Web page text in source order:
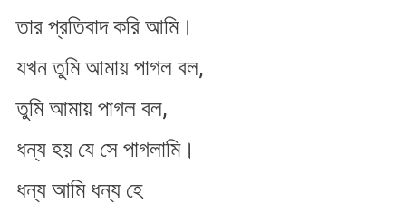
কেউ
পাগল
তার প্রতিবাদ করি আমি।
যখন তুমি আমায় পাগল বল,
তুমি আমায় পাগল বল,
ধন্য হয় যে সে পাগলামি।
ধন্য আমি ধন্য হে